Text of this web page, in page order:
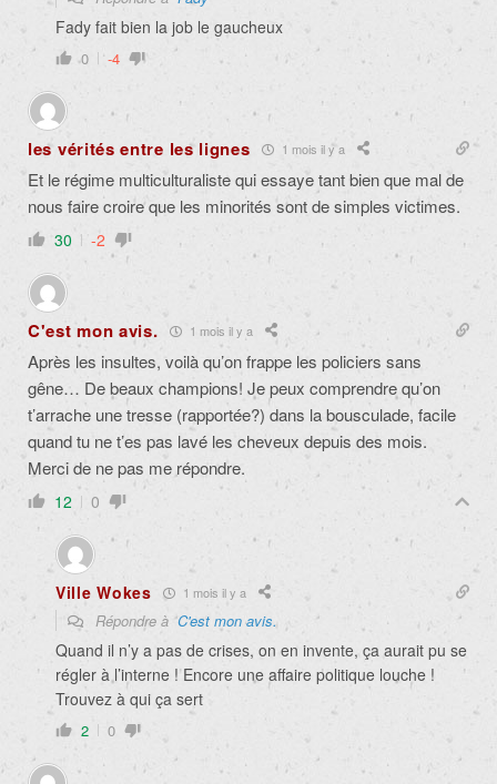
Fady fait bien la job le gaucheux
0 -4
les vérités entre les lignes 1 mois il y a
Et le régime multiculturaliste qui essaye tant bien que mal de
nous faire croire que les minorités sont de simples victimes.
30 -2
C'est mon avis. 1 mois il y a
Après les insultes, voilà qu’on frappe les policiers sans
gêne… De beaux champions! Je peux comprendre qu’on
t’arrache une tresse (rapportée?) dans la bousculade, facile
quand tu ne t’es pas lavé les cheveux depuis des mois.
Merci de ne pas me répondre.
12 0
Ville Wokes 1 mois il y a
Répondre àC'est mon avis.
Quand il n’y a pas de crises, on en invente, ça aurait pu se
régler à l’interne ! Encore une affaire politique louche !
Trouvez à qui ça sert
2 0